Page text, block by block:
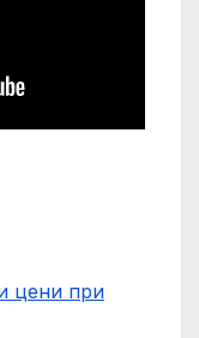
цени при